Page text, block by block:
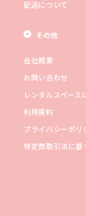
配送について
その他
会社概要
お問い合わせ
レンタルスペース
利用規約
プライバシーポリ
特定商取引法に基